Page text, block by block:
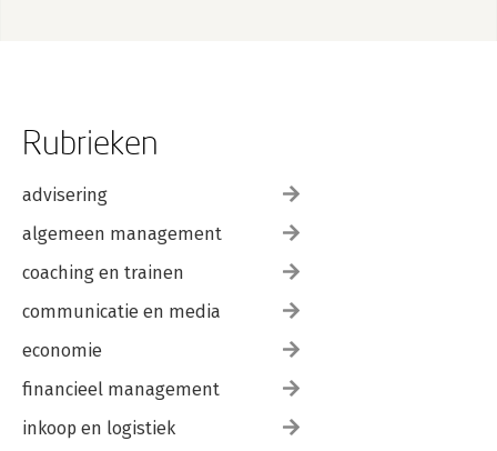
Rubrieken
advisering
algemeen management
coaching en trainen
communicatie en media
economie
financieel management
inkoop en logistiek